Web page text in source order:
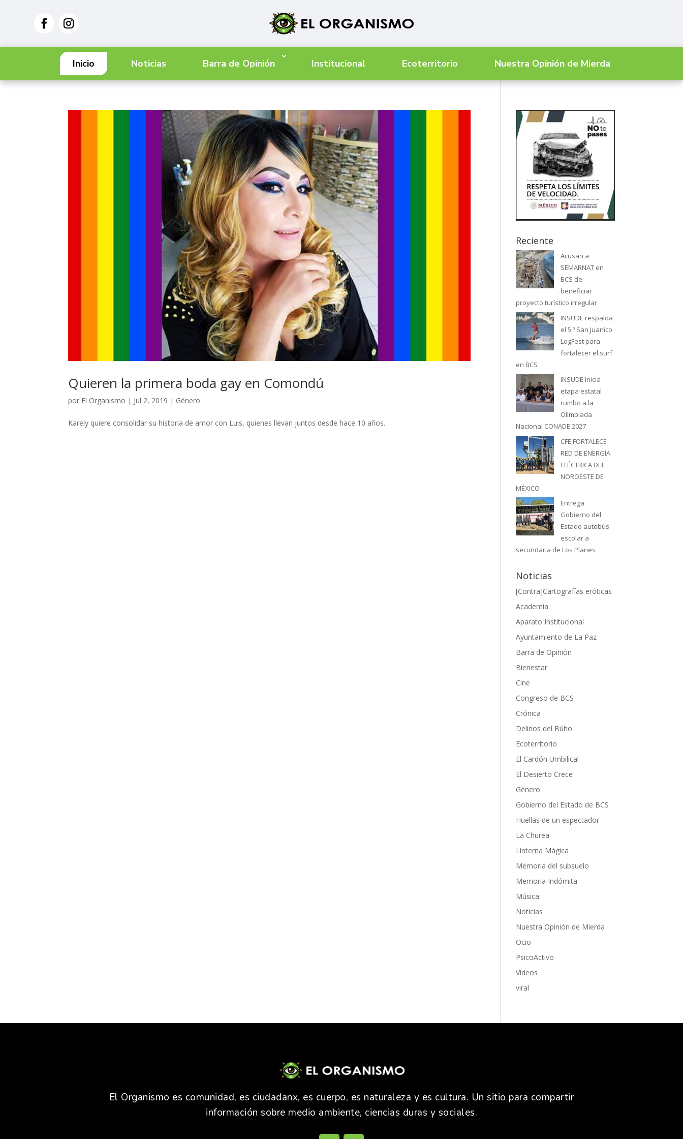
Inicio Noticias Barra de Opinión Institucional Ecoterritorio Nuestra Opinión de Mierda
Quieren la primera boda gay en Comondú
por El Organismo | Jul 2, 2019 | Género
Karely quiere consolidar su historia de amor con Luis, quienes llevan juntos desde hace 10 años.
Reciente
Acusan a
SEMARNAT en
BCS de
beneficiar
proyecto turístico irregular
INSUDE respalda
el 5.º San Juanico
LogFest para
fortalecer el surf
en BCS
INSUDE inicia
etapa estatal
rumbo a la
Olimpiada
Nacional CONADE 2027
CFE FORTALECE
RED DE ENERGÍA
ELÉCTRICA DEL
NOROESTE DE
MÉXICO
Entrega
Gobierno del
Estado autobús
escolar a
secundaria de Los Planes
Noticias
[Contra]Cartografías eróticas
Academia
Aparato Institucional
Ayuntamiento de La Paz
Barra de Opinión
Bienestar
Cine
Congreso de BCS
Crónica
Delirios del Búho
Ecoterritorio
El Cardón Umbilical
El Desierto Crece
Género
Gobierno del Estado de BCS
Huellas de un espectador
La Churea
Linterna Mágica
Memoria del subsuelo
Memoria Indómita
Música
Noticias
Nuestra Opinión de Mierda
Ocio
PsicoActivo
Videos
viral
El Organismo es comunidad, es ciudadanx, es cuerpo, es naturaleza y es cultura. Un sitio para compartir
información sobre medio ambiente, ciencias duras y sociales.